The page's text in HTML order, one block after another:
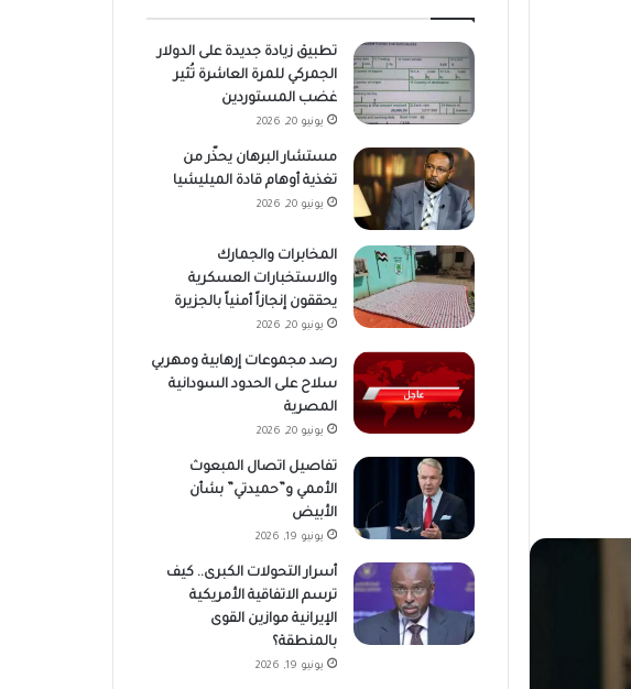
تطبيق زيادة جديدة على الدولار
الجمركي للمرة العاشرة تُثير
غضب المستوردين
يونيو 20, 2026
مستشار البرهان يحذّر من
تغذية أوهام قادة الميليشيا
يونيو 20, 2026
المخابرات والجمارك
والاستخبارات العسكرية
يحققون إنجازاً أمنياً بالجزيرة
يونيو 20, 2026
رصد مجموعات إرهابية ومهربي
سلاح على الحدود السودانية
المصرية
يونيو 20, 2026
تفاصيل اتصال المبعوث
الأممي و”حميدتي” بشأن
الأبيض
يونيو 19, 2026
أسرار التحولات الكبرى.. كيف
ترسم الاتفاقية الأمريكية
الإيرانية موازين القوى
بالمنطقة؟
يونيو 19, 2026